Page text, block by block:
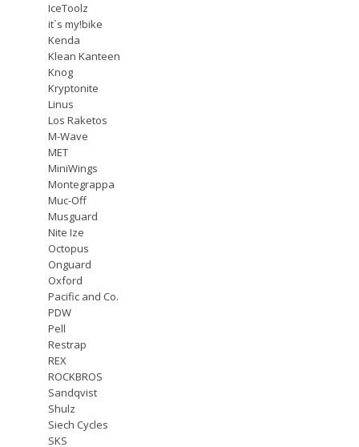
IceToolz
it`s my!bike
Kenda
Klean Kanteen
Knog
Kryptonite
Linus
Los Raketos
M-Wave
MET
MiniWings
Montegrappa
Muc-Off
Musguard
Nite Ize
Octopus
Onguard
Oxford
Pacific and Co.
PDW
Pell
Restrap
REX
ROCKBROS
Sandqvist
Shulz
Siech Cycles
SKS